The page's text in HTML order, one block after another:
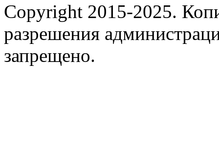
Copyright 2015-2025.
разрешения
запрещено.